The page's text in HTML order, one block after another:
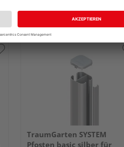
TraumGarten SYSTEM
Pfosten basic silber für